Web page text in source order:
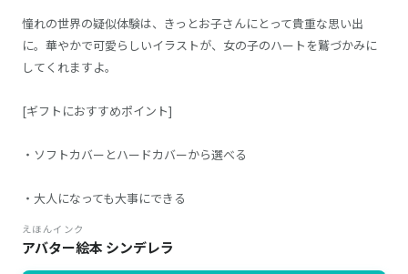
憧れの世界の疑似体験は、きっとお子さんにとって貴重な思い出
に。華やかで可愛らしいイラストが、女の子のハートを鷲づかみに
してくれますよ。
[ギフトにおすすめポイント]
・ソフトカバーとハードカバーから選べる
・大人になっても大事にできる
えほんインク
アバター絵本 シンデレラ